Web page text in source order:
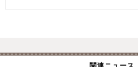
関連ニュース